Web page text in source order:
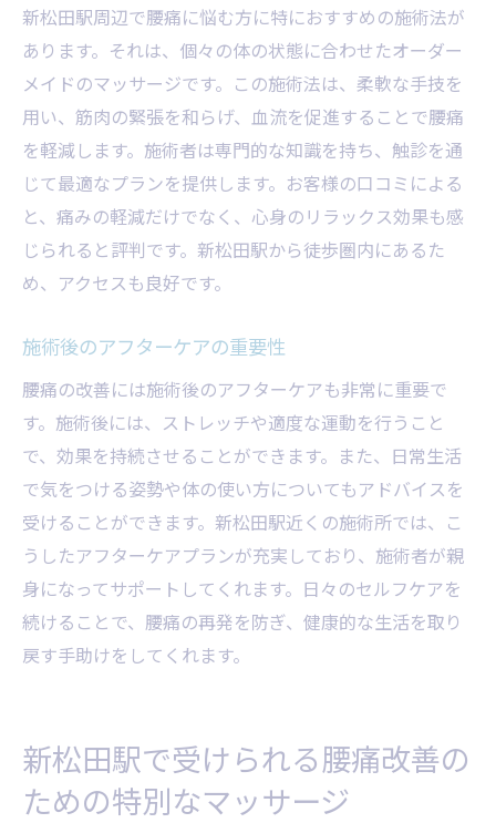
新松田駅周辺で腰痛に悩む方に特におすすめの施術法が
あります。それは、個々の体の状態に合わせたオーダー
メイドのマッサージです。この施術法は、柔軟な手技を
用い、筋肉の緊張を和らげ、血流を促進することで腰痛
を軽減します。施術者は専門的な知識を持ち、触診を通
じて最適なプランを提供します。お客様の口コミによる
と、痛みの軽減だけでなく、心身のリラックス効果も感
じられると評判です。新松田駅から徒歩圏内にあるた
め、アクセスも良好です。
施術後のアフターケアの重要性
腰痛の改善には施術後のアフターケアも非常に重要で
す。施術後には、ストレッチや適度な運動を行うこと
で、効果を持続させることができます。また、日常生活
で気をつける姿勢や体の使い方についてもアドバイスを
受けることができます。新松田駅近くの施術所では、こ
うしたアフターケアプランが充実しており、施術者が親
身になってサポートしてくれます。日々のセルフケアを
続けることで、腰痛の再発を防ぎ、健康的な生活を取り
戻す手助けをしてくれます。
新松田駅で受けられる腰痛改善の
ための特別なマッサージ